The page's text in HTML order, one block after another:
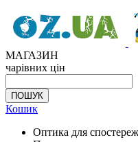
МАГАЗИН
чарівних цін
Кошик
Оптика для